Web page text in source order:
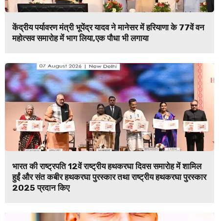
केंद्रीय पर्यावरण मंत्री भूपेंद्र यादव ने मानेसर में हरियाणा के 77वें वन
महोत्सव समारोह में भाग लिया,एक पौधा भी लगाया
भारत की राष्ट्रपति 12वें राष्ट्रीय हथकरघा दिवस समारोह में शामिल
हुईं और संत कबीर हथकरघा पुरस्कार तथा राष्ट्रीय हथकरघा पुरस्कार
2025 प्रदान किए